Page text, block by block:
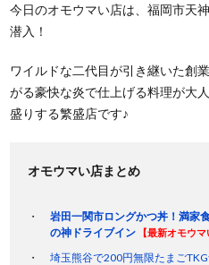
今日のオモウマい店は、福岡市天
潜入！
ワイルドな二代目が引き継いた創
がる豪快な炎で仕上げる料理が大
盛りする繁盛店です♪
オモウマい店まとめ
岩田一関市ロングかつ丼！満家
の神ドライブイン
【最新オモウマ
埼玉熊谷で200円無限たまご